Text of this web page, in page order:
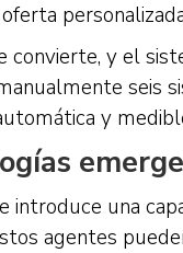
convierte, y el
seis
y
introduce una
agentes